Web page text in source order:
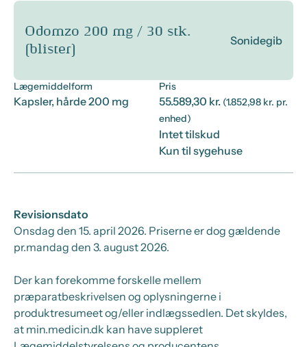
Odomzo 200 mg / 30 stk.
(blister)
Sonidegib
Lægemiddelform
Kapsler, hårde 200 mg
Pris
55.589,30 kr. (1.852,98 kr. pr.
enhed)
Intet tilskud
Kun til sygehuse
Revisionsdato
Onsdag den 15. april 2026. Priserne er dog gældende
pr.mandag den 3. august 2026.
Der kan forekomme forskelle mellem
præparatbeskrivelsen og oplysningerne i
produktresumeet og/eller indlægssedlen. Det skyldes,
at min.medicin.dk kan have suppleret